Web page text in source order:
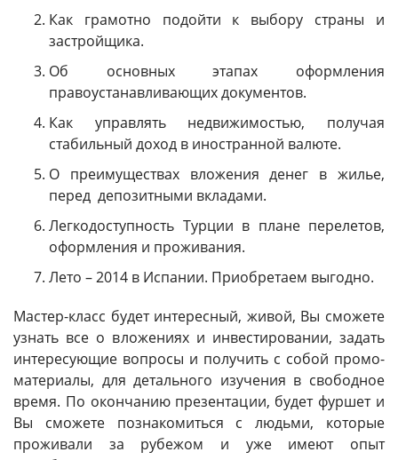
Как грамотно подойти к выбору страны и
застройщика.
Об основных этапах оформления
правоустанавливающих документов.
Как управлять недвижимостью, получая
стабильный доход в иностранной валюте.
О преимуществах вложения денег в жилье,
перед депозитными вкладами.
Легкодоступность Турции в плане перелетов,
оформления и проживания.
Лето – 2014 в Испании. Приобретаем выгодно.
Мастер-класс будет интересный, живой, Вы сможете
узнать все о вложениях и инвестировании, задать
интересующие вопросы и получить с собой промо-
материалы, для детального изучения в свободное
время. По окончанию презентации, будет фуршет и
Вы сможете познакомиться с людьми, которые
проживали за рубежом и уже имеют опыт